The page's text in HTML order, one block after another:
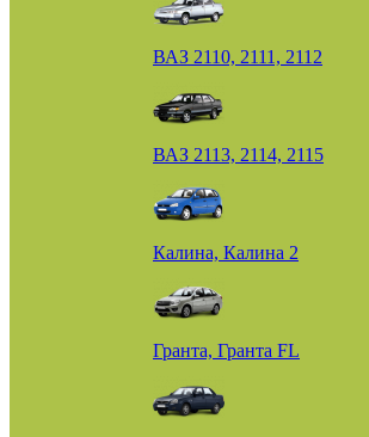
ВАЗ 2110, 2111, 2112
ВАЗ 2113, 2114, 2115
Калина, Калина 2
Гранта, Гранта FL